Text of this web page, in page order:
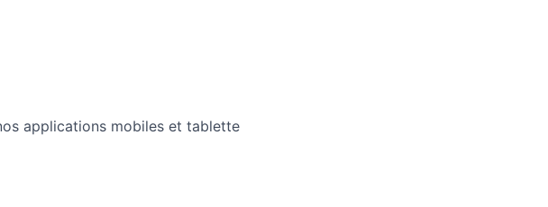
applications mobiles et tablette